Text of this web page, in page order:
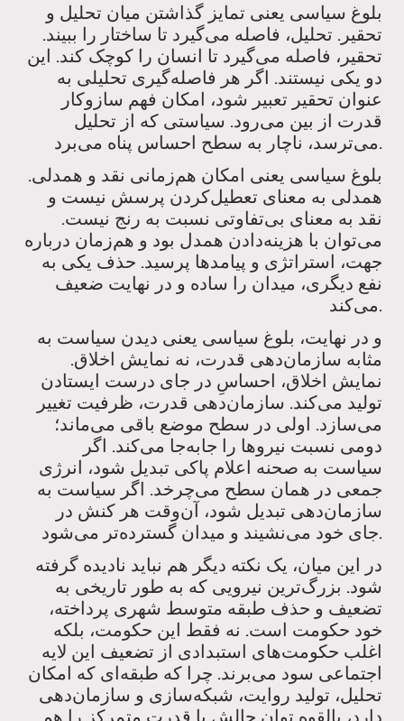
بلوغ سیاسی یعنی تمایز گذاشتن میان تحلیل و
تحقیر. تحلیل، فاصله می‌گیرد تا ساختار را ببیند.
تحقیر، فاصله می‌گیرد تا انسان را کوچک کند. این
دو یکی نیستند. اگر هر فاصله‌گیری تحلیلی به
عنوان تحقیر تعبیر شود، امکان فهم سازوکار
قدرت از بین می‌رود. سیاستی که از تحلیل
می‌ترسد، ناچار به سطح احساس پناه می‌برد.
بلوغ سیاسی یعنی امکان هم‌زمانی نقد و همدلی.
همدلی به معنای تعطیل‌کردن پرسش نیست و
نقد به معنای بی‌تفاوتی نسبت به رنج نیست.
می‌توان با هزینه‌دادن همدل بود و هم‌زمان درباره
جهت، استراتژی و پیامدها پرسید. حذف یکی به
نفع دیگری، میدان را ساده و در نهایت ضعیف
می‌کند.
و در نهایت، بلوغ سیاسی یعنی دیدن سیاست به
مثابه سازمان‌دهی قدرت، نه نمایش اخلاق.
نمایش اخلاق، احساسِ در جای درست ایستادن
تولید می‌کند. سازمان‌دهی قدرت، ظرفیت تغییر
می‌سازد. اولی در سطح موضع باقی می‌ماند؛
دومی نسبت نیروها را جابه‌جا می‌کند. اگر
سیاست به صحنه اعلام پاکی تبدیل شود، انرژی
جمعی در همان سطح می‌چرخد. اگر سیاست به
سازمان‌دهی تبدیل شود، آن‌وقت هر کنش در
جای خود می‌نشیند و میدان گسترده‌تر می‌شود.
در این میان، یک نکته دیگر هم نباید نادیده گرفته
شود. بزرگ‌ترین نیرویی که به طور تاریخی به
تضعیف و حذف طبقه متوسط شهری پرداخته،
خود حکومت است. نه فقط این حکومت، بلکه
اغلب حکومت‌های استبدادی از تضعیف این لایه
اجتماعی سود می‌برند. چرا که طبقه‌ای که امکان
تحلیل، تولید روایت، شبکه‌سازی و سازمان‌دهی